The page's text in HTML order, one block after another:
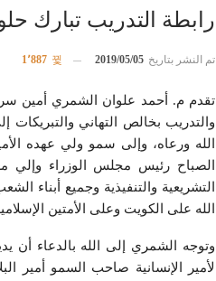
رابطة التدريب تبارك
تم النشر بتاريخ 2019/05/05
تقدم م. أحمد علوان الشمري أمين سر
والتدريب بخالص التهاني
الله ورعاه، وإلى سمو ولي عهده
الصباح رئيس مجلس الوزراء وإلي
التشريعية والتنفيذية وجميع أبناء
الله على الكويت وعلى الأمتين
وتوجه الشمري إلى الله بالدعاء أن
لأمير الإنسانية صاحب السمو أمير